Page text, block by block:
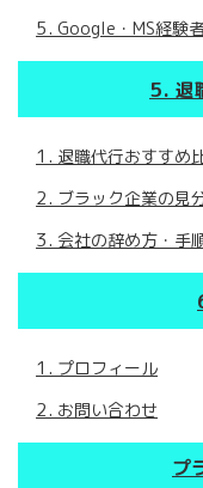
Google・MS経験
退
退職代行おすすめ
ブラック企業の見
会社の辞め方・手
プロフィール
お問い合わせ
プ